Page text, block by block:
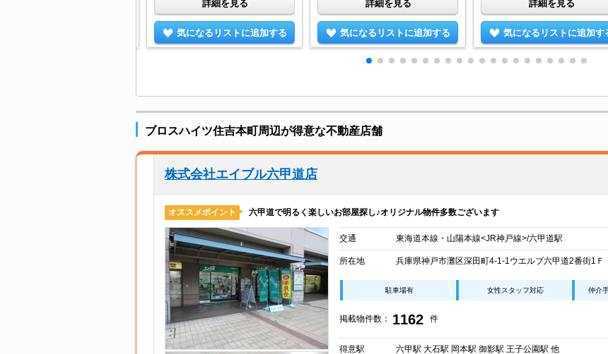
詳細を見る
気になるリストに追加する
詳細を見る
気になるリストに追加する
詳細を見る
気になるリストに追加す
ブロスハイツ住吉本町周辺が得意な不動産店舗
株式会社エイブル六甲道店
オススメポイント 六甲道で明るく楽しいお部屋探し♪オリジナル物件多数ございます
交通 東海道本線・山陽本線<JR神戸線>/六甲道駅
所在地 兵庫県神戸市灘区深田町4-1-1ウエルブ六甲道2番街1Ｆ
駐車場有 女性スタッフ対応 仲介
掲載物件数： 1162 件
得意駅 六甲駅 大石駅 岡本駅 御影駅 王子公園駅 他